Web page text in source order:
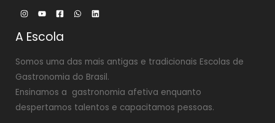
A Escola
Somos uma das mais antigas e tradicionais Escolas de
Gastronomia do Brasil.
Ensinamos a gastronomia afetiva enquanto
despertamos talentos e capacitamos pessoas.